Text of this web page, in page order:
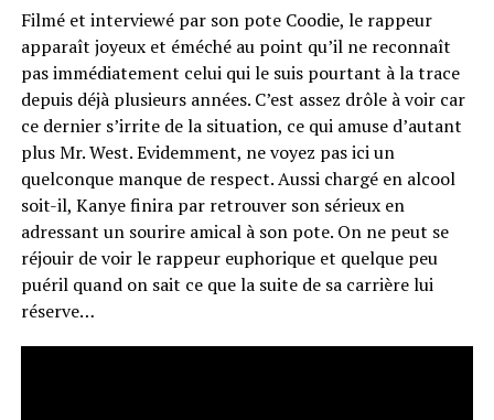
Filmé et interviewé par son pote Coodie, le rappeur
apparaît joyeux et éméché au point qu’il ne reconnaît
pas immédiatement celui qui le suis pourtant à la trace
depuis déjà plusieurs années. C’est assez drôle à voir car
ce dernier s’irrite de la situation, ce qui amuse d’autant
plus Mr. West. Evidemment, ne voyez pas ici un
quelconque manque de respect. Aussi chargé en alcool
soit-il, Kanye finira par retrouver son sérieux en
adressant un sourire amical à son pote. On ne peut se
réjouir de voir le rappeur euphorique et quelque peu
puéril quand on sait ce que la suite de sa carrière lui
réserve…